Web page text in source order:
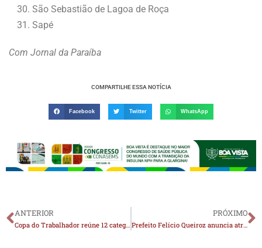
São Sebastião de Lagoa de Roça
Sapé
Com Jornal da Paraíba
COMPARTILHE ESSA NOTÍCIA
Facebook Twitter WhatsApp
ANTERIOR
Copa do Trabalhador reúne 12 categorias em competição de futsal em Serra Branca
PRÓXIMO
Prefeito Felício Queiroz anuncia atrações da IX Festa da Cabra na Praça em São José dos Cordeiros